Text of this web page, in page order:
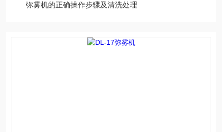
弥雾机的正确操作步骤及清洗处理